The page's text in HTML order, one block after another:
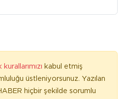
kabul etmiş
üstleniyorsunuz. Yazılan
hiçbir şekilde sorumlu